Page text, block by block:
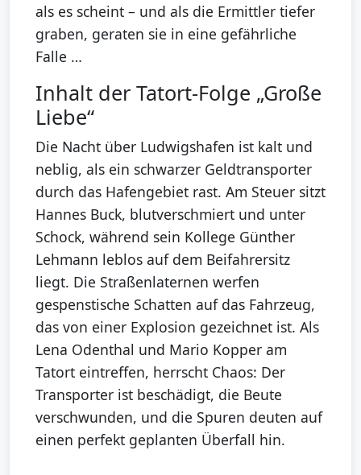
als es scheint – und als die Ermittler tiefer
graben, geraten sie in eine gefährliche
Falle …
Inhalt der Tatort-Folge „Große
Liebe“
Die Nacht über Ludwigshafen ist kalt und
neblig, als ein schwarzer Geldtransporter
durch das Hafengebiet rast. Am Steuer sitzt
Hannes Buck, blutverschmiert und unter
Schock, während sein Kollege Günther
Lehmann leblos auf dem Beifahrersitz
liegt. Die Straßenlaternen werfen
gespenstische Schatten auf das Fahrzeug,
das von einer Explosion gezeichnet ist. Als
Lena Odenthal und Mario Kopper am
Tatort eintreffen, herrscht Chaos: Der
Transporter ist beschädigt, die Beute
verschwunden, und die Spuren deuten auf
einen perfekt geplanten Überfall hin.